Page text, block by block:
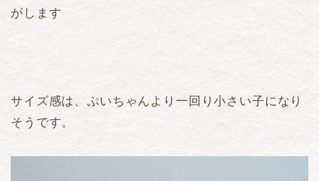
がします
サイズ感は、ぷいちゃんより一回り小さい子になり
そうです。